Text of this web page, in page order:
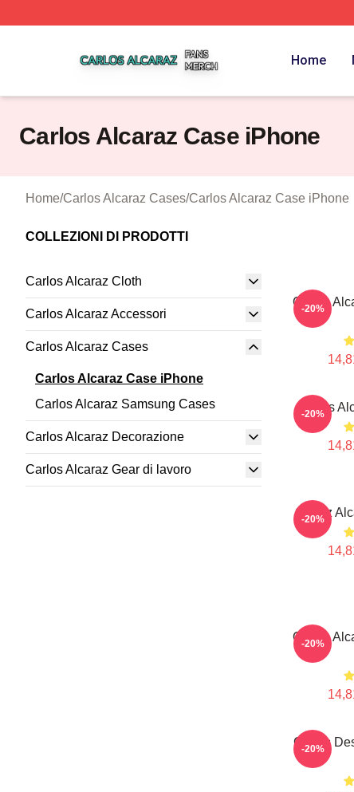
Home
Carlos Alcaraz Case iPhone
Home/Carlos Alcaraz Cases/Carlos Alcaraz Case iPhone
COLLEZIONI DI PRODOTTI
Carlos Alcaraz Cloth
Carlos Alcaraz Accessori
Carlos Alcaraz Cases
Carlos Alcaraz Case iPhone
Carlos Alcaraz Samsung Cases
Carlos Alcaraz Decorazione
Carlos Alcaraz Gear di lavoro
Carlos
-20%
Carlos
-20%
Carloz
-20%
Carlos
-20%
Carlos
-20%